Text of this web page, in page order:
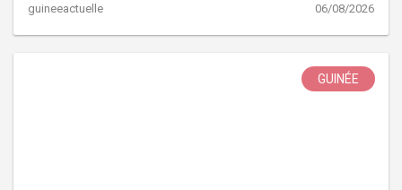
guineeactuelle 06/08/2026
GUINÉE